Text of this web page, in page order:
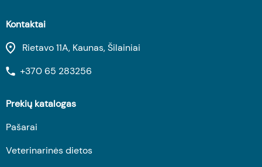
Kontaktai
Rietavo 11A, Kaunas, Šilainiai
+370 65 283256
Prekių katalogas
Pašarai
Veterinarinės dietos